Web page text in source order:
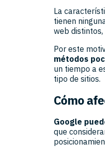
La
tienen
web
Por este
métodos
un tiempo a
tipo de sitios.
Cómo
Google
que